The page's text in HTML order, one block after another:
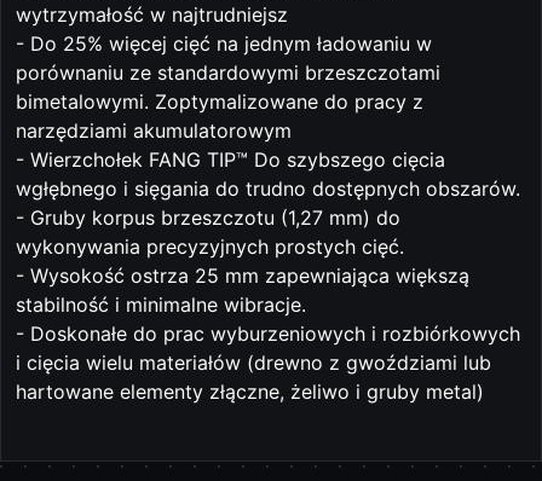
wytrzymałość w najtrudniejsz
- Do 25% więcej cięć na jednym ładowaniu w
porównaniu ze standardowymi brzeszczotami
bimetalowymi. Zoptymalizowane do pracy z
narzędziami akumulatorowym
- Wierzchołek FANG TIP™ Do szybszego cięcia
wgłębnego i sięgania do trudno dostępnych obszarów.
- Gruby korpus brzeszczotu (1,27 mm) do
wykonywania precyzyjnych prostych cięć.
- Wysokość ostrza 25 mm zapewniająca większą
stabilność i minimalne wibracje.
- Doskonałe do prac wyburzeniowych i rozbiórkowych
i cięcia wielu materiałów (drewno z gwoździami lub
hartowane elementy złączne, żeliwo i gruby metal)